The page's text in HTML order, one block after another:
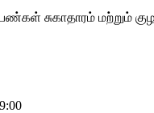
சுகாதாரம்